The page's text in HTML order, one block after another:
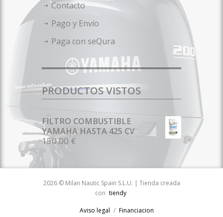
Contacto
Pago y Envío
Paga con seQura
PRODUCTOS VISTOS
FILTRO COMBUSTIBLE
YAMAHA HASTA 425 CV
150.00 €
2026 © Milan Nautic Spain S.L.U. | Tienda creada
con tiendy
Aviso legal
Financiacion